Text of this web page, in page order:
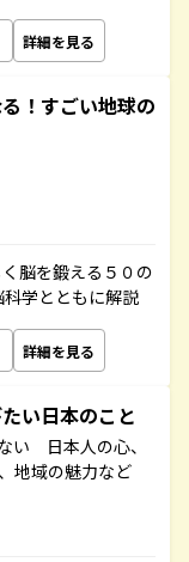
詳細を見る
！すごい地球の
脳を鍛える５０の
学とともに解説
詳細を見る
い日本のこと
い 日本人の心、
地域の魅力など